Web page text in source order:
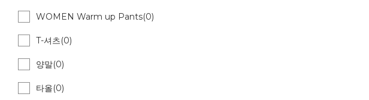
WOMEN Warm up Pants(0)
T-셔츠(0)
양말(0)
타올(0)